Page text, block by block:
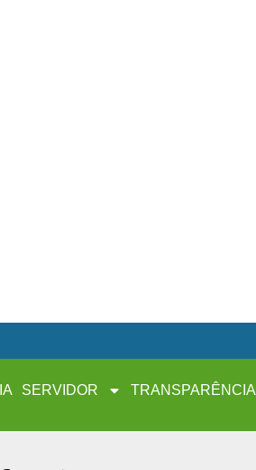
SERVIDOR TRANSPARÊNCIA